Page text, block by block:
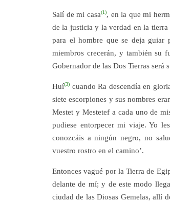
Salí de mi casa(1), en la que mi
de la justicia y la verdad en la
para el hombre que se deja guiar
miembros crecerán, y también su
Gobernador de las Dos Tierras será
Huí(3) cuando Ra descendía en
siete escorpiones y sus nombres
Mestet y Mestetef a cada uno de
pudiese entorpecer mi viaje. Yo
conozcáis a ningún negro, no
vuestro rostro en el camino’.
Entonces vagué por la Tierra de
delante de mí; y de este modo
ciudad de las Diosas Gemelas, allí